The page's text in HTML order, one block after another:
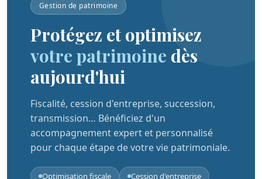
Gestion de patrimoine
Protégez et optimisez
votre patrimoine dès
aujourd'hui
Fiscalité, cession d'entreprise, succession,
transmission… Bénéficiez d'un
accompagnement expert et personnalisé
pour chaque étape de votre vie patrimoniale.
Optimisation fiscale
Cession d'entreprise